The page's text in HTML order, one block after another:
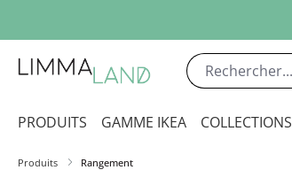
PRODUITS GAMME IKEA COLLECTIONS
Produits Rangement